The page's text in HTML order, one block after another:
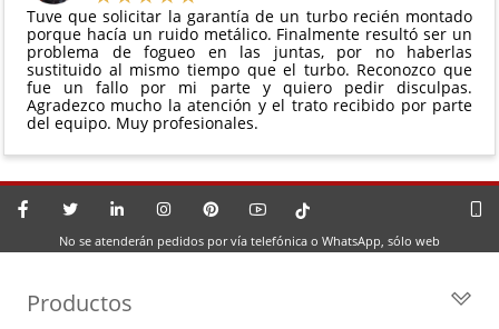
Tuve que solicitar la garantía de un turbo recién montado
porque hacía un ruido metálico. Finalmente resultó ser un
problema de fogueo en las juntas, por no haberlas
sustituido al mismo tiempo que el turbo. Reconozco que
fue un fallo por mi parte y quiero pedir disculpas.
Agradezco mucho la atención y el trato recibido por parte
del equipo. Muy profesionales.
No se atenderán pedidos por vía telefónica o WhatsApp, sólo web
Productos